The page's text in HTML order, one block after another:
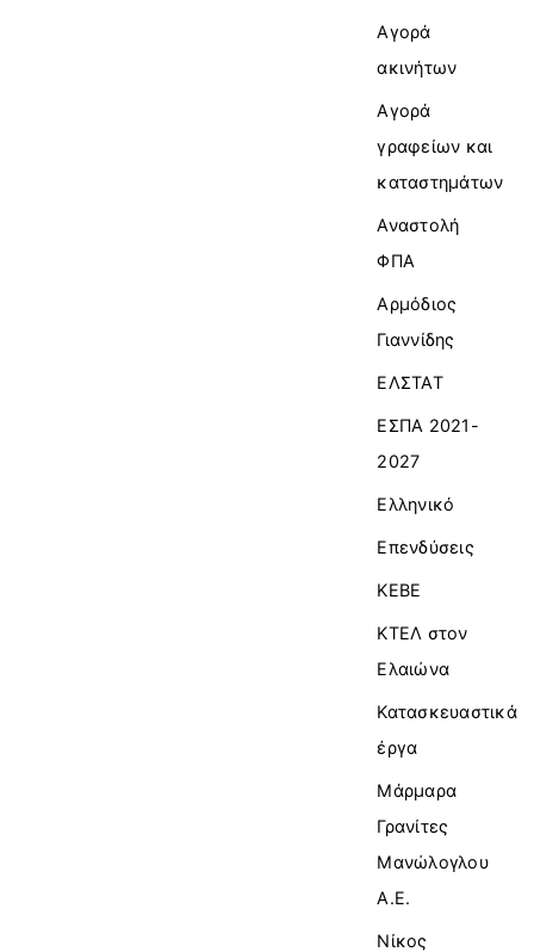
Αγορά
ακινήτων
Αγορά
γραφείων και
καταστημάτων
Αναστολή
ΦΠΑ
Αρμόδιος
Γιαννίδης
ΕΛΣΤΑΤ
ΕΣΠΑ 2021-
2027
Ελληνικό
Επενδύσεις
ΚΕΒΕ
ΚΤΕΛ στον
Ελαιώνα
Κατασκευαστικά
έργα
Μάρμαρα
Γρανίτες
Μανώλογλου
Α.Ε.
Νίκος